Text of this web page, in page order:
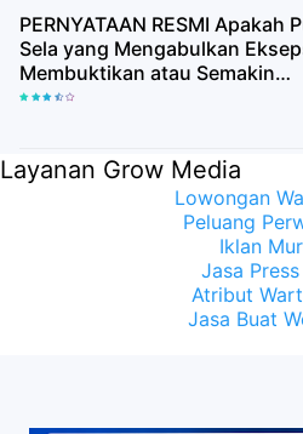
PERNYATAAN RESMI Apakah
Sela yang Mengabulkan
Membuktikan atau Semakin
Meyakinkan Publik Bahwa
Layanan Grow Media
Lowongan
Peluang
Iklan
Jasa
Atribut
Jasa Buat